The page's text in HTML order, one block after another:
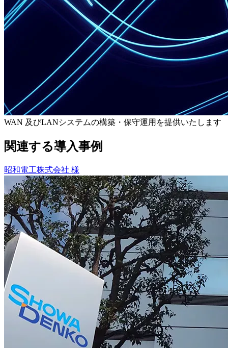
WAN 及びLANシステムの構築・保守運用を提供いたします
関連する導入事例
昭和電工株式会社 様